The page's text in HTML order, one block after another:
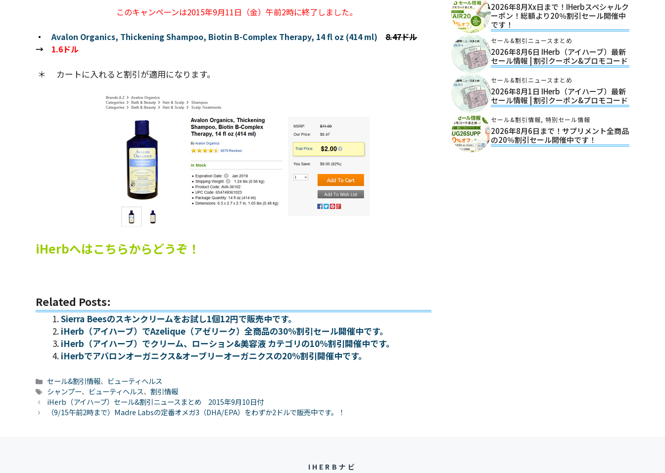
このキャンペーンは2015年9月11日（金）午前2時に終了しました。
・Avalon Organics, Thickening Shampoo, Biotin B-Complex Therapy, 14 fl oz (414 ml)
8.47ドル
→ 1.6ドル
＊ カートに入れると割引が適用になります。
iHerbへはこちらからどうぞ！
Related Posts:
Sierra Beesのスキンクリームをお試し1個12円で販売中です。
iHerb（アイハーブ）でAzelique（アゼリーク）全商品の30%割引セール開催中です。
iHerb（アイハーブ）でクリーム、ローション&美容液 カテゴリの10%割引開催中です。
iHerbでアバロンオーガニクス&オーブリーオーガニクスの20%割引開催中です。
カ
テ
ゴ
リ
セール&割引情報、 ビューティヘルス
タ
グ
シャンプー、 ビューティヘルス、割引情報
iHerb（アイハーブ）セール&割引ニュースまとめ 2015年9月10日付
（9/15午前2時まで）Madre Labsの定番オメガ3（DHA/EPA）をわずか2ドルで販売中です。！
2026年8月xx日まで！iHerbスペシャルク
ーポン！総額より20％割引セール開催中
です！
セール&割引ニュースまとめ
2026年8月6日 IHerb（アイハーブ）最新
セール情報 | 割引クーポン&プロモコード
セール&割引ニュースまとめ
2026年8月1日 IHerb（アイハーブ）最新
セール情報 | 割引クーポン&プロモコード
セール&割引情報, 特別セール情報
2026年8月6日まで！サプリメント全商品
の20％割引セール開催中です！
IHERBナビ